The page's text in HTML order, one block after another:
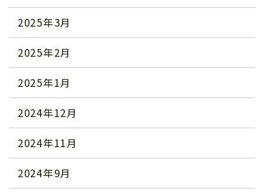
2025年3月
2025年2月
2025年1月
2024年12月
2024年11月
2024年9月